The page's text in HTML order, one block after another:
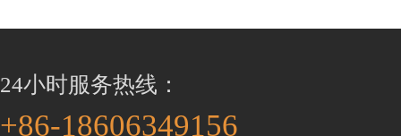
24小时服务热线：
+86-18606349156